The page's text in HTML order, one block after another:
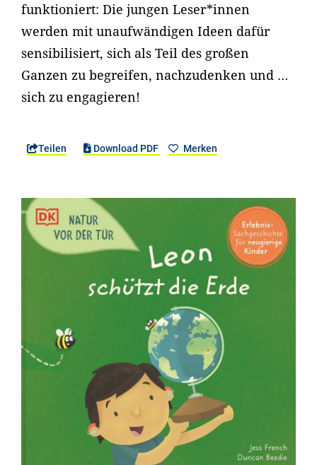
funktioniert: Die jungen Leser*innen
werden mit unaufwändigen Ideen dafür
sensibilisiert, sich als Teil des großen
Ganzen zu begreifen, nachzudenken und …
sich zu engagieren!
Teilen Download PDF Merken